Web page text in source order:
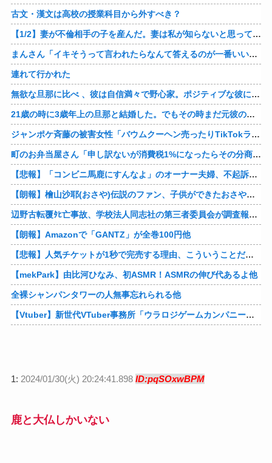
古文・漢文は高校の授業科目から外すべき？
【1/2】妻が不倫相手の子を産んだ。妻は私が知らないと思っている。遠方のため会うのは年に数回程度だが、今も不倫相手とは切れていない。そしてまもなく妻は不倫相手に会いに行く…
まんさん「イキそうって言われたらなんて答えるのが一番いい？」
連れて行かれた
無欲な旦那に比べ 、彼は自信満々で野心家。ポジティブな彼に惹かれバイト後や休みの日に会うようになり、男女の関係になるまで時間はいらなかった… だが彼はただのバカだったｗ
21歳の時に3歳年上の旦那と結婚した。でもその時まだ元彼のこと忘れられなくて、元彼の再アタックに負けて浮気しちゃって… でも結局ばれて旦那の辛そうな姿見て初めて後悔した…
ジャンポケ斉藤の被害女性「バウムクーヘン売ったりTikTokライブしててムカついたから示談しなかった」
町のお弁当屋さん「申し訳ないが消費税1%になったらその分商品代を値上げするわ」 「うちも！」
【悲報】「コンビニ馬鹿にすんなよ」のオーナー夫婦、不起訴ｗｗｗｗｗｗｗｗ
【朗報】檜山沙耶(おさや)伝説のファン、子供ができたおさやへの正直な気持ちを語るｗ
辺野古転覆ﾀﾋ亡事故、学校法人同志社の第三者委員会が調査報告書を公表 … 安全配慮義務違反や安全管理に関する検証を妨げた組織風土の存在を指摘
【朗報】Amazonで「GANTZ」が全巻100円他
【悲報】人気チケットが1秒で完売する理由、こういうことだったｗｗｗｗ他
【mekPark】由比河ひなみ、初ASMR！ASMRの伸び代あるよ他
全裸シャンパンタワーの人無事忘れられる他
【Vtuber】新世代VTuber事務所「ウラロジゲームカンパニー」より、ゲームの世界から“逆異世界転生”した5名が8月19日にデビュー！他
1: 2024/01/30(火) 20:24:41.898 ID:pqSOxwBPM
鹿と大仏しかいない